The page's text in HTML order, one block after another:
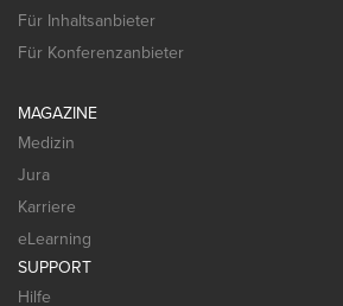
Für Inhaltsanbieter
Für Konferenzanbieter
MAGAZINE
Medizin
Jura
Karriere
eLearning
SUPPORT
Hilfe